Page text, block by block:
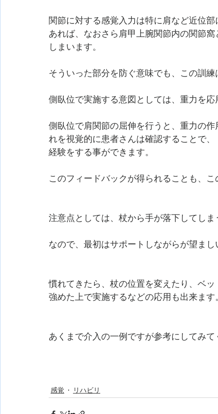
関節に対する感覚入力は特に肩など近位
あれば、なおさら肩甲上腕関節内の関節
しまいます。
そういった部分を防ぐ意味でも、この訓
側臥位で実施する意図としては、重力を
側臥位で肩関節の屈伸を行うと、重力の
れを視覚的に患者さんは確認することで
経験をする事ができます。
このフィードバックが得られることも、
注意点としては、杖から手が落下してし
なので、最初はサポートしながらが望まし
慣れてきたら、杖の位置を変えたり、ベ
強めた上で実施するなどの応用も出来ます
あくまで介入の一例ですが参考にしてみて
感覚 リハビリ